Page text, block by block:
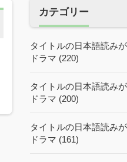
カテゴリー
タイトルの日本語読み
ドラマ (220)
タイトルの日本語読み
ドラマ (200)
タイトルの日本語読み
ドラマ (161)